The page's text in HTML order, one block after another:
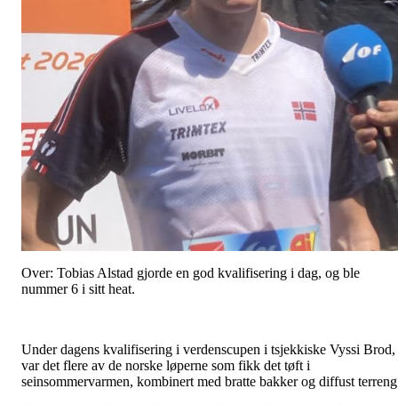
Over: Tobias Alstad gjorde en god kvalifisering i dag, og ble
nummer 6 i sitt heat.
Under dagens kvalifisering i verdenscupen i tsjekkiske Vyssi Brod,
var det flere av de norske løperne som fikk det tøft i
seinsommervarmen, kombinert med bratte bakker og diffust